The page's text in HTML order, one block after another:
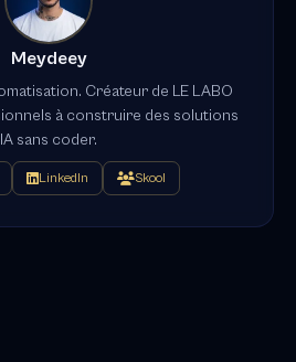
Meydeey
Créateur de LE LABO
à construire des solutions
IA sans coder.
LinkedIn Skool